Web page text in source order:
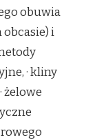
obuwia
i
· kliny
żelowe